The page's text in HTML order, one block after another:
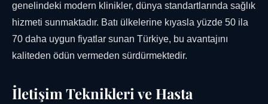
genelindeki modern klinikler, dünya standartlarında sağlık
hizmeti sunmaktadır. Batı ülkelerine kıyasla yüzde 50 ila
70 daha uygun fiyatlar sunan Türkiye, bu avantajını
kaliteden ödün vermeden sürdürmektedir.
İletişim Teknikleri ve Hasta